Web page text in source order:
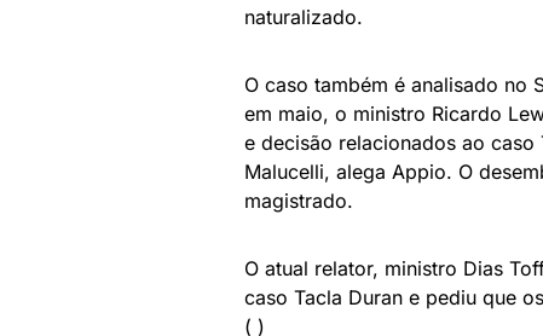
naturalizado.
O caso também é analisado no
em maio, o ministro Ricardo
e decisão relacionados ao
Malucelli, alega Appio. O
magistrado.
O atual relator, ministro Dias
caso Tacla Duran e pediu que
( )